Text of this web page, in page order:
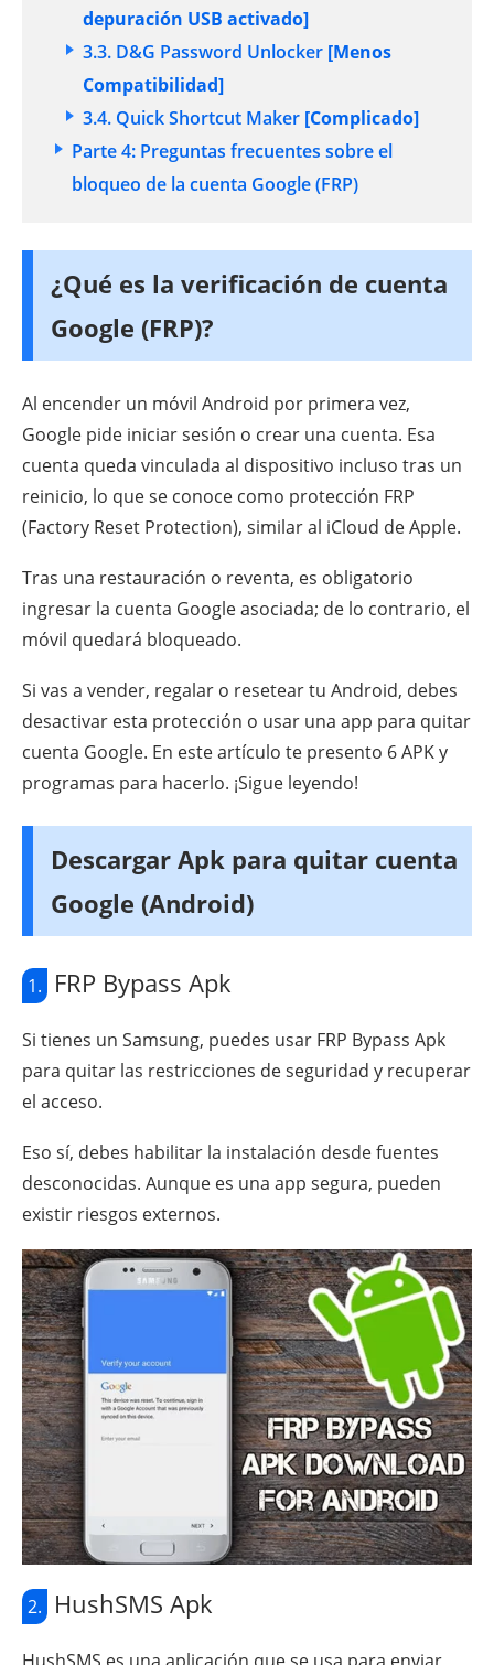
depuración USB activado]
3.3. D&G Password Unlocker [Menos
Compatibilidad]
3.4. Quick Shortcut Maker [Complicado]
Parte 4: Preguntas frecuentes sobre el
bloqueo de la cuenta Google (FRP)
¿Qué es la verificación de cuenta
Google (FRP)?
Al encender un móvil Android por primera vez,
Google pide iniciar sesión o crear una cuenta. Esa
cuenta queda vinculada al dispositivo incluso tras un
reinicio, lo que se conoce como protección FRP
(Factory Reset Protection), similar al iCloud de Apple.
Tras una restauración o reventa, es obligatorio
ingresar la cuenta Google asociada; de lo contrario, el
móvil quedará bloqueado.
Si vas a vender, regalar o resetear tu Android, debes
desactivar esta protección o usar una app para quitar
cuenta Google. En este artículo te presento 6 APK y
programas para hacerlo. ¡Sigue leyendo!
Descargar Apk para quitar cuenta
Google (Android)
1. FRP Bypass Apk
Si tienes un Samsung, puedes usar FRP Bypass Apk
para quitar las restricciones de seguridad y recuperar
el acceso.
Eso sí, debes habilitar la instalación desde fuentes
desconocidas. Aunque es una app segura, pueden
existir riesgos externos.
2. HushSMS Apk
HushSMS es una aplicación que se usa para enviar